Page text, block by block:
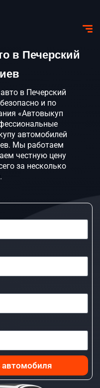
в Печерский
в Печерский
и по
«Автовыкуп
автомобилей
Мы работаем
честную цену
за несколько
автомобиля